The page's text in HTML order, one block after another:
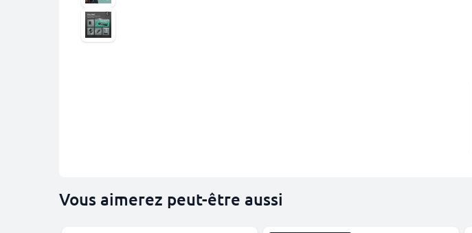
Vous aimerez peut-être aussi